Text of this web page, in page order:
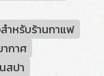
ำหรับร้านกาแฟ
ากาศ
สปา